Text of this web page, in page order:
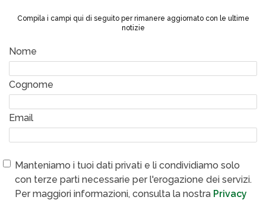
Compila i campi qui di seguito per rimanere aggiornato con le ultime
notizie
Nome
Cognome
Email
Manteniamo i tuoi dati privati e li condividiamo solo
con terze parti necessarie per l'erogazione dei servizi.
Per maggiori informazioni, consulta la nostra Privacy